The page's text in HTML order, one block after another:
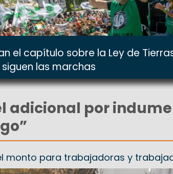
el capítulo sobre la Ley de
las marchas
adicional por
monto para trabajadoras y